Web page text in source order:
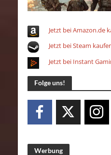
Jetzt bei Amazon.de
Jetzt bei Steam
Jetzt bei Instant
Folge uns!
Werbung